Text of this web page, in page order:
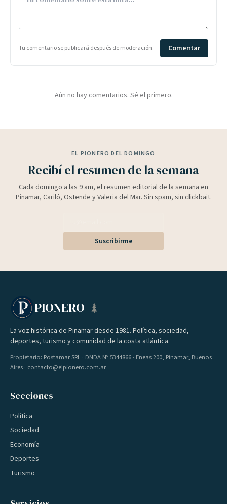
Tu comentario se publicará después de moderación. Comentar
Aún no hay comentarios. Sé el primero.
EL PIONERO DEL DOMINGO
Recibí el resumen de la semana
Cada domingo a las 9 am, el resumen editorial de la semana en
Pinamar, Cariló, Ostende y Valeria del Mar. Sin spam, sin clickbait.
Suscribirme
PIONERO
La voz histórica de Pinamar desde 1981. Política, sociedad,
deportes, turismo y comunidad de la costa atlántica.
Propietario: Postamar SRL · DNDA Nº 5344866 · Eneas 200, Pinamar, Buenos
Aires · contacto@elpionero.com.ar
Secciones
Política
Sociedad
Economía
Deportes
Turismo